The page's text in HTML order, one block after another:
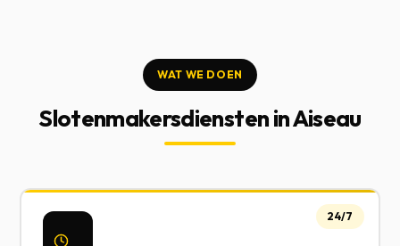
WAT WE DOEN
Slotenmakersdiensten in Aiseau
24/7